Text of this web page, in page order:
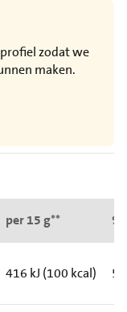
zodat we
maken.
per 15 g**
416 kJ (100 kcal)